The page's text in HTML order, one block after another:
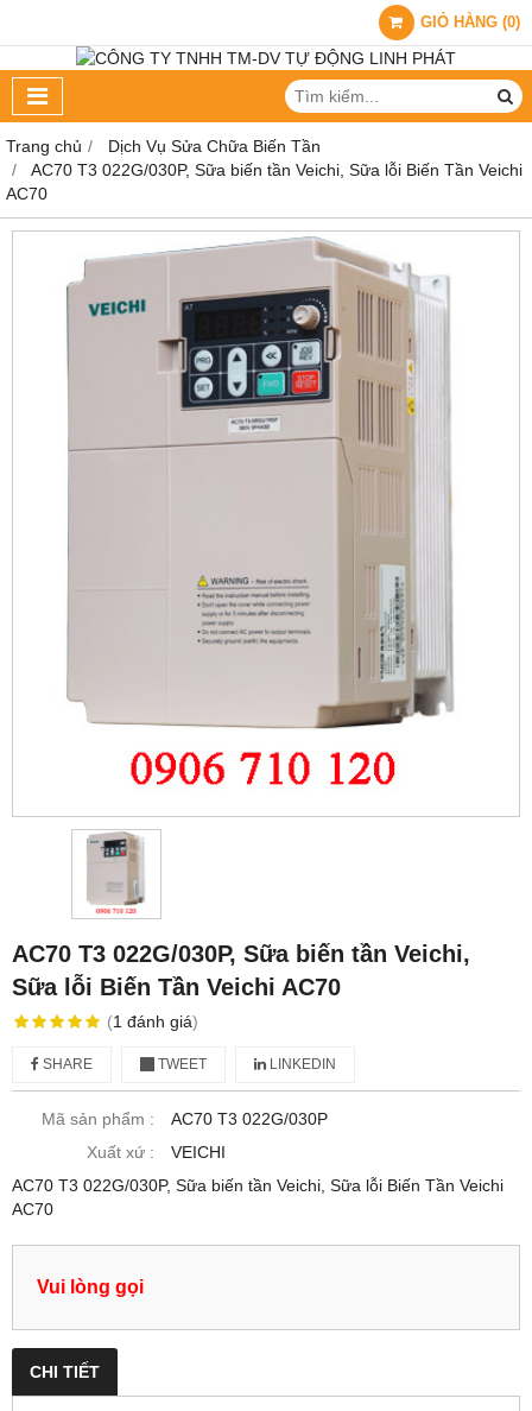
GIỎ HÀNG (0)
Trang chủ
Dịch Vụ Sửa Chữa Biến Tần
AC70 T3 022G/030P, Sữa biến tần Veichi, Sữa lỗi Biến Tần Veichi
AC70
AC70 T3 022G/030P, Sữa biến tần Veichi,
Sữa lỗi Biến Tần Veichi AC70
(1 đánh giá)
SHARE TWEET LINKEDIN
Mã sản phẩm :
AC70 T3 022G/030P
Xuất xứ :
VEICHI
AC70 T3 022G/030P, Sữa biến tần Veichi, Sữa lỗi Biến Tần Veichi
AC70
Vui lòng gọi
CHI TIẾT